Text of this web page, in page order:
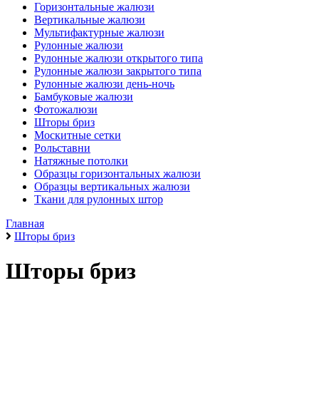
Горизонтальные жалюзи
Вертикальные жалюзи
Мультифактурные жалюзи
Рулонные жалюзи
Рулонные жалюзи открытого типа
Рулонные жалюзи закрытого типа
Рулонные жалюзи день-ночь
Бамбуковые жалюзи
Фотожалюзи
Шторы бриз
Москитные сетки
Рольставни
Натяжные потолки
Образцы горизонтальных жалюзи
Образцы вертикальных жалюзи
Ткани для рулонных штор
Главная
Шторы бриз
Шторы бриз